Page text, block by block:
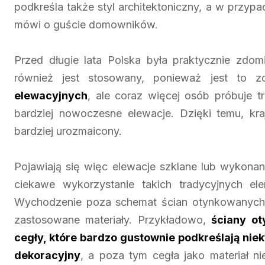
podkreśla także styl architektoniczny, a w
mówi o guście domowników.
Przed długie lata Polska była praktycznie
również jest stosowany, ponieważ jest to
elewacyjnych, ale coraz więcej osób próbuje
bardziej nowoczesne elewacje. Dzięki temu,
bardziej urozmaicony.
Pojawiają się więc elewacje szklane lub
ciekawe wykorzystanie takich tradycyjnych
Wychodzenie poza schemat ścian
zastosowane materiały. Przykładowo,ściany
cegły, które bardzo gustownie podkreślają
dekoracyjny, a poza tym cegła jako materiał